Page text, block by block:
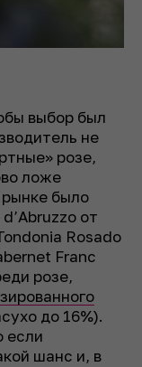
выбор был
не
розе,
ложе
было
от
Rosado
Franc
розе,
до 16%).
если
шанс и, в